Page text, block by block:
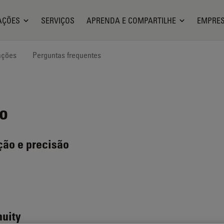
SERVIÇOS APRENDA E COMPARTILHE
Perguntas frequentes
e precisão